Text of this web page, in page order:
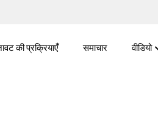
की प्रक्रियाएँ समाचार वीडियो